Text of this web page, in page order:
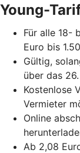
Young-
Für alle 18-
Euro bis
Gültig,
über das
Kostenlose
Vermieter
Online
Ab 2,08